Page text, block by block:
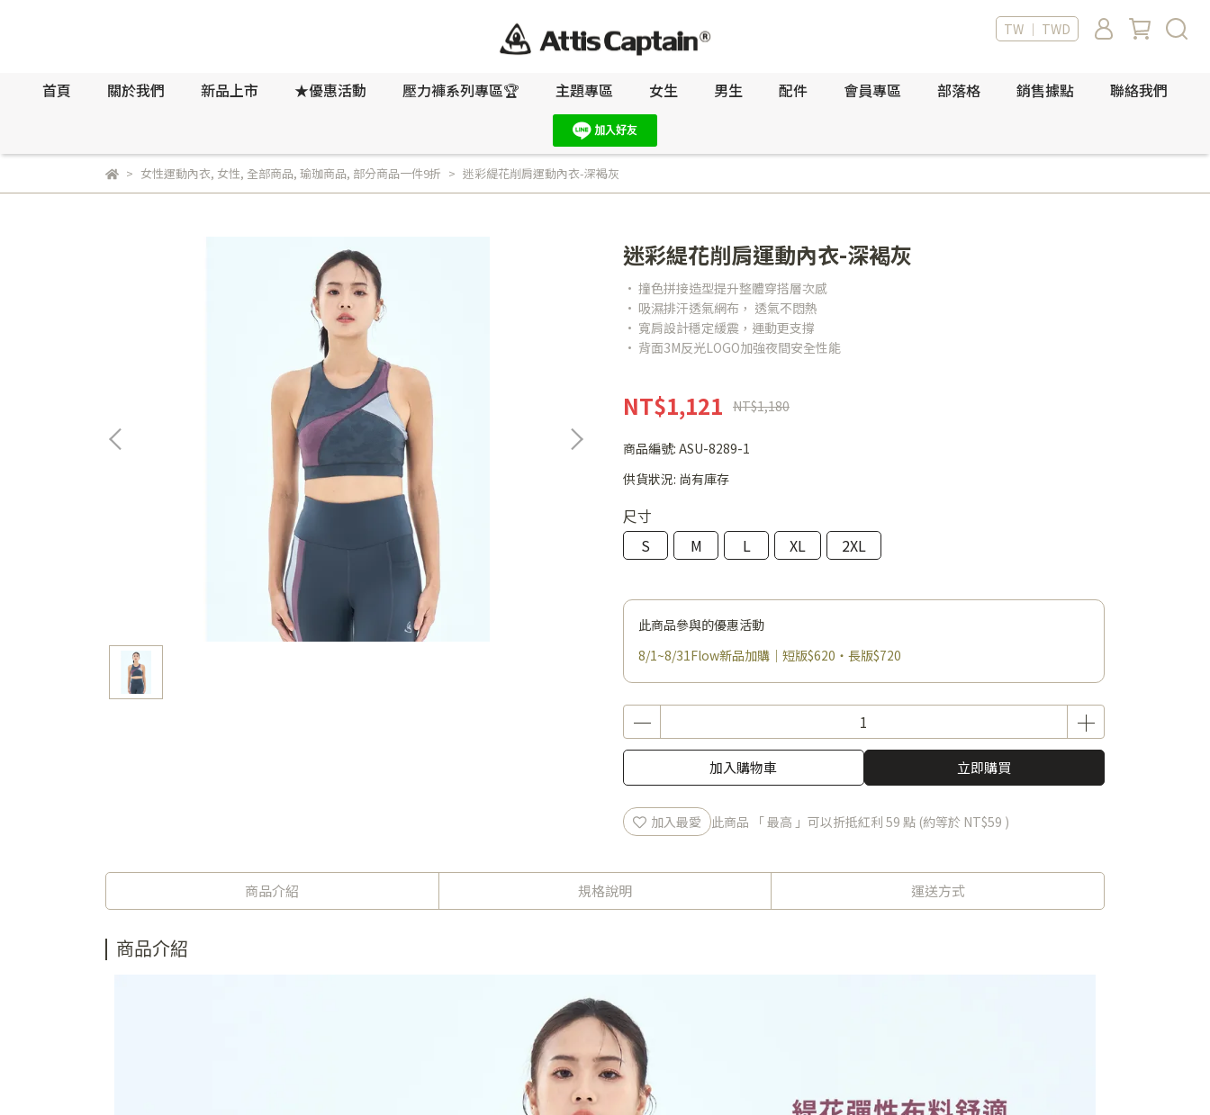
TW ｜ TWD
首頁 關於我們 新品上市 ★優惠活動 壓力褲系列專區🏆 主題專區 女生 男生 配件 會員專區 部落格 銷售據點 聯絡我們
女性運動內衣, 女性, 全部商品, 瑜珈商品, 部分商品一件9折 迷彩緹花削肩運動內衣-深褐灰
迷彩緹花削肩運動內衣-深褐灰
• 撞色拼接造型提升整體穿搭層次感
• 吸濕排汗透氣網布， 透氣不悶熱
• 寬肩設計穩定緩震，運動更支撐
• 背面3M反光LOGO加強夜間安全性能
NT$1,121 NT$1,180
商品編號: ASU-8289-1
供貨狀況: 尚有庫存
尺寸
S
M L XL 2XL
此商品參與的優惠活動
8/1~8/31Flow新品加購｜短版$620・長版$720
加入購物車 立即購買
加入最愛 此商品 「 最高 」可以折抵紅利 59 點 (約等於 NT$59 )
商品介紹 規格說明 運送方式
商品介紹